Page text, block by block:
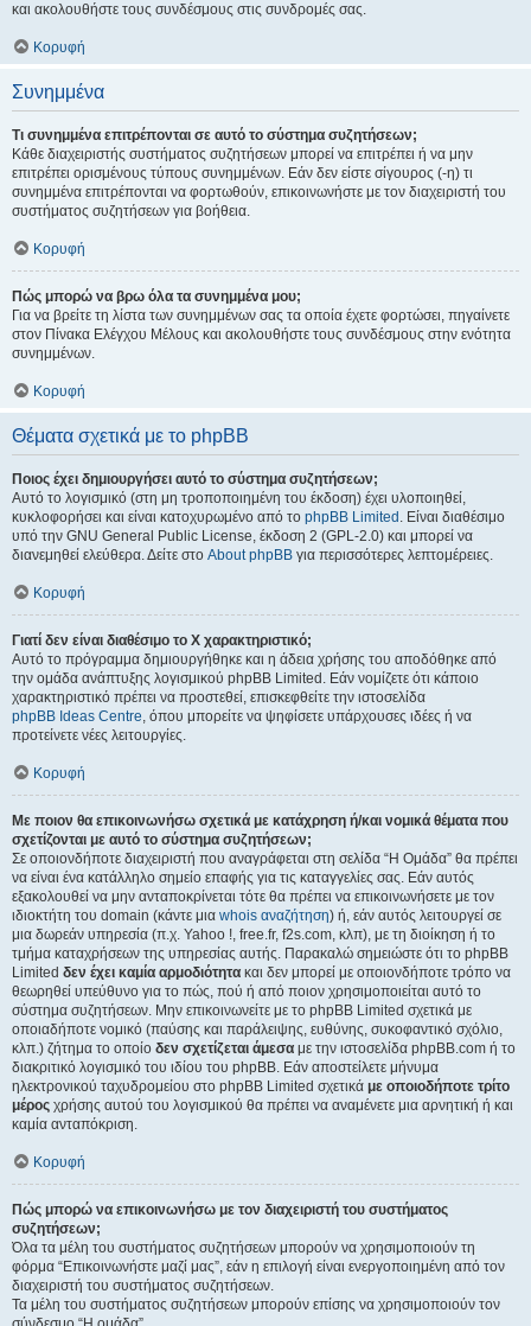
και ακολουθήστε τους συνδέσμους στις συνδρομές σας.
Κορυφή
Συνημμένα
Τι συνημμένα επιτρέπονται σε αυτό το σύστημα συζητήσεων;
Κάθε διαχειριστής συστήματος συζητήσεων μπορεί να επιτρέπει ή να μην
επιτρέπει ορισμένους τύπους συνημμένων. Εάν δεν είστε σίγουρος (-η) τι
συνημμένα επιτρέπονται να φορτωθούν, επικοινωνήστε με τον διαχειριστή του
συστήματος συζητήσεων για βοήθεια.
Κορυφή
Πώς μπορώ να βρω όλα τα συνημμένα μου;
Για να βρείτε τη λίστα των συνημμένων σας τα οποία έχετε φορτώσει, πηγαίνετε
στον Πίνακα Ελέγχου Μέλους και ακολουθήστε τους συνδέσμους στην ενότητα
συνημμένων.
Κορυφή
Θέματα σχετικά με το phpBB
Ποιος έχει δημιουργήσει αυτό το σύστημα συζητήσεων;
Αυτό το λογισμικό (στη μη τροποποιημένη του έκδοση) έχει υλοποιηθεί,
κυκλοφορήσει και είναι κατοχυρωμένο από το phpBB Limited . Είναι διαθέσιμο
υπό την GNU General Public License, έκδοση 2 (GPL-2.0) και μπορεί να
διανεμηθεί ελεύθερα. Δείτε στο About phpBB για περισσότερες λεπτομέρειες.
Κορυφή
Γιατί δεν είναι διαθέσιμο το Χ χαρακτηριστικό;
Αυτό το πρόγραμμα δημιουργήθηκε και η άδεια χρήσης του αποδόθηκε από
την ομάδα ανάπτυξης λογισμικού phpBB Limited. Εάν νομίζετε ότι κάποιο
χαρακτηριστικό πρέπει να προστεθεί, επισκεφθείτε την ιστοσελίδα
phpBB Ideas Centre, όπου μπορείτε να ψηφίσετε υπάρχουσες ιδέες ή να
προτείνετε νέες λειτουργίες.
Κορυφή
Με ποιον θα επικοινωνήσω σχετικά με κατάχρηση ή/και νομικά θέματα που
σχετίζονται με αυτό το σύστημα συζητήσεων;
Σε οποιονδήποτε διαχειριστή που αναγράφεται στη σελίδα “Η Ομάδα” θα πρέπει
να είναι ένα κατάλληλο σημείο επαφής για τις καταγγελίες σας. Εάν αυτός
εξακολουθεί να μην ανταποκρίνεται τότε θα πρέπει να επικοινωνήσετε με τον
ιδιοκτήτη του domain (κάντε μια whois αναζήτηση) ή, εάν αυτός λειτουργεί σε
μια δωρεάν υπηρεσία (π.χ. Yahoo !, free.fr, f2s.com, κλπ), με τη διοίκηση ή το
τμήμα καταχρήσεων της υπηρεσίας αυτής. Παρακαλώ σημειώστε ότι το phpBB
Limited δεν έχει καμία αρμοδιότητα και δεν μπορεί με οποιονδήποτε τρόπο να
θεωρηθεί υπεύθυνο για το πώς, πού ή από ποιον χρησιμοποιείται αυτό το
σύστημα συζητήσεων. Μην επικοινωνείτε με το phpBB Limited σχετικά με
οποιαδήποτε νομικό (παύσης και παράλειψης, ευθύνης, συκοφαντικό σχόλιο,
κλπ.) ζήτημα το οποίο δεν σχετίζεται άμεσα με την ιστοσελίδα phpBB.com ή το
διακριτικό λογισμικό του ιδίου του phpBB. Εάν αποστείλετε μήνυμα
ηλεκτρονικού ταχυδρομείου στο phpBB Limited σχετικά με οποιοδήποτε τρίτο
μέρος χρήσης αυτού του λογισμικού θα πρέπει να αναμένετε μια αρνητική ή και
καμία ανταπόκριση.
Κορυφή
Πώς μπορώ να επικοινωνήσω με τον διαχειριστή του συστήματος
συζητήσεων;
Όλα τα μέλη του συστήματος συζητήσεων μπορούν να χρησιμοποιούν τη
φόρμα “Επικοινωνήστε μαζί μας”, εάν η επιλογή είναι ενεργοποιημένη από τον
διαχειριστή του συστήματος συζητήσεων.
Τα μέλη του συστήματος συζητήσεων μπορούν επίσης να χρησιμοποιούν τον